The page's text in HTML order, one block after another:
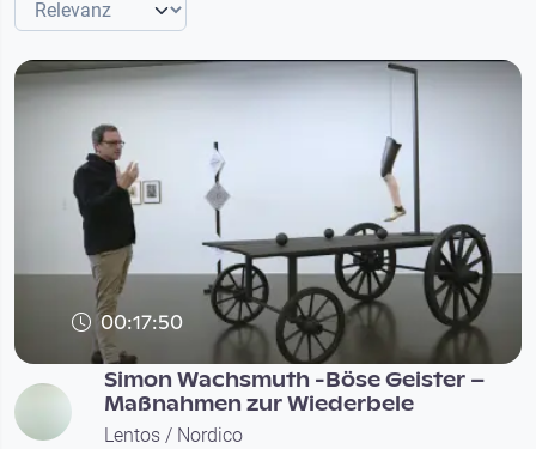
00:17:50
Simon Wachs­muth -Böse Geis­ter –
Maß­nah­men zur Wiederbele
Lentos / Nordico